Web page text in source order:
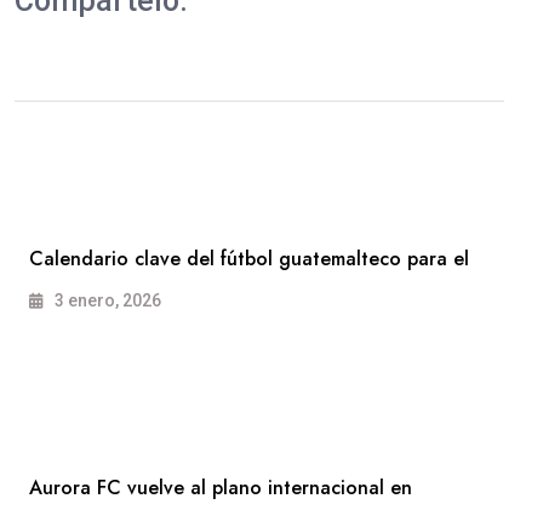
Calendario clave del fútbol guatemalteco para el
3 enero, 2026
Aurora FC vuelve al plano internacional en